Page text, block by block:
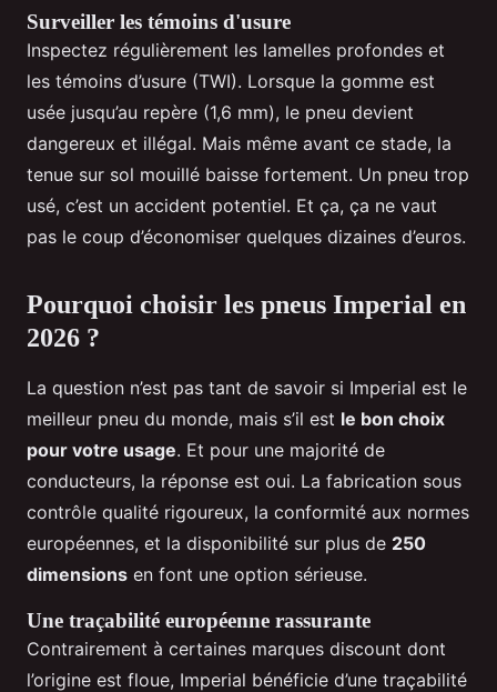
Surveiller les témoins d'usure
Inspectez régulièrement les lamelles profondes et
les témoins d’usure (TWI). Lorsque la gomme est
usée jusqu’au repère (1,6 mm), le pneu devient
dangereux et illégal. Mais même avant ce stade, la
tenue sur sol mouillé baisse fortement. Un pneu trop
usé, c’est un accident potentiel. Et ça, ça ne vaut
pas le coup d’économiser quelques dizaines d’euros.
Pourquoi choisir les pneus Imperial en
2026 ?
La question n’est pas tant de savoir si Imperial est le
meilleur pneu du monde, mais s’il est le bon choix
pour votre usage. Et pour une majorité de
conducteurs, la réponse est oui. La fabrication sous
contrôle qualité rigoureux, la conformité aux normes
européennes, et la disponibilité sur plus de 250
dimensions en font une option sérieuse.
Une traçabilité européenne rassurante
Contrairement à certaines marques discount dont
l’origine est floue, Imperial bénéficie d’une traçabilité